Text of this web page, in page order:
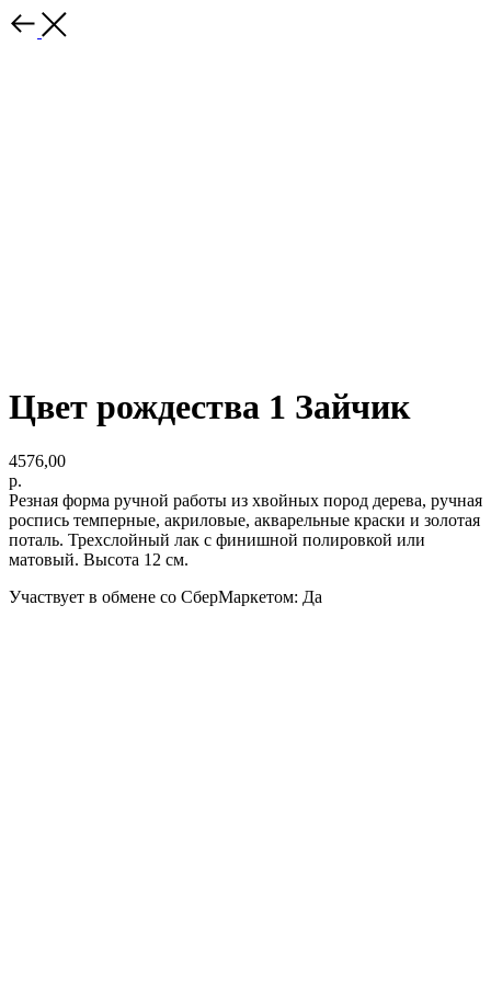
Цвет рождества 1 Зайчик
4576,00
р.
Резная форма ручной работы из хвойных пород дерева, ручная
роспись темперные, акриловые, акварельные краски и золотая
поталь. Трехслойный лак с финишной полировкой или
матовый. Высота 12 см.
Участвует в обмене со СберМаркетом: Да